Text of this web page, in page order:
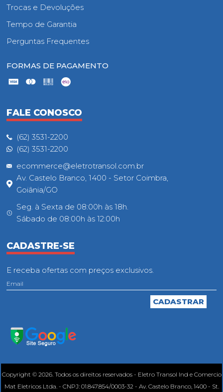
Trocas e Devoluções
Tempo de Garantia
Perguntas Frequentes
FORMAS DE PAGAMENTO
FALE CONOSCO
(62) 3531-2200
(62) 3531-2200
ecommerce@eletrotransol.com.br
Av. Castelo Branco, 1400 - Setor Coimbra,
Goiânia/GO
Seg. à Sexta de 08:00h às 18h.
Sábado de 08:00h às 12:00h
CADASTRE-SE
E receba ofertas com preços exclusivos.
Copyright © 2026. Todos os direitos reservados - Eletro Transol Ind e Comercio
Mat Eletricos Ltda. - CNPJ: 01.847.854/0003-32 - Av. Castelo Branco, 1400 - St.